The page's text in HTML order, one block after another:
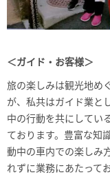
＜ガイド・お客様＞
旅の楽しみは観光地め
が、私共はガイド業と
中の行動を共にしてい
ております。豊富な知
動中の車内での楽しみ
れずに業務にあたって